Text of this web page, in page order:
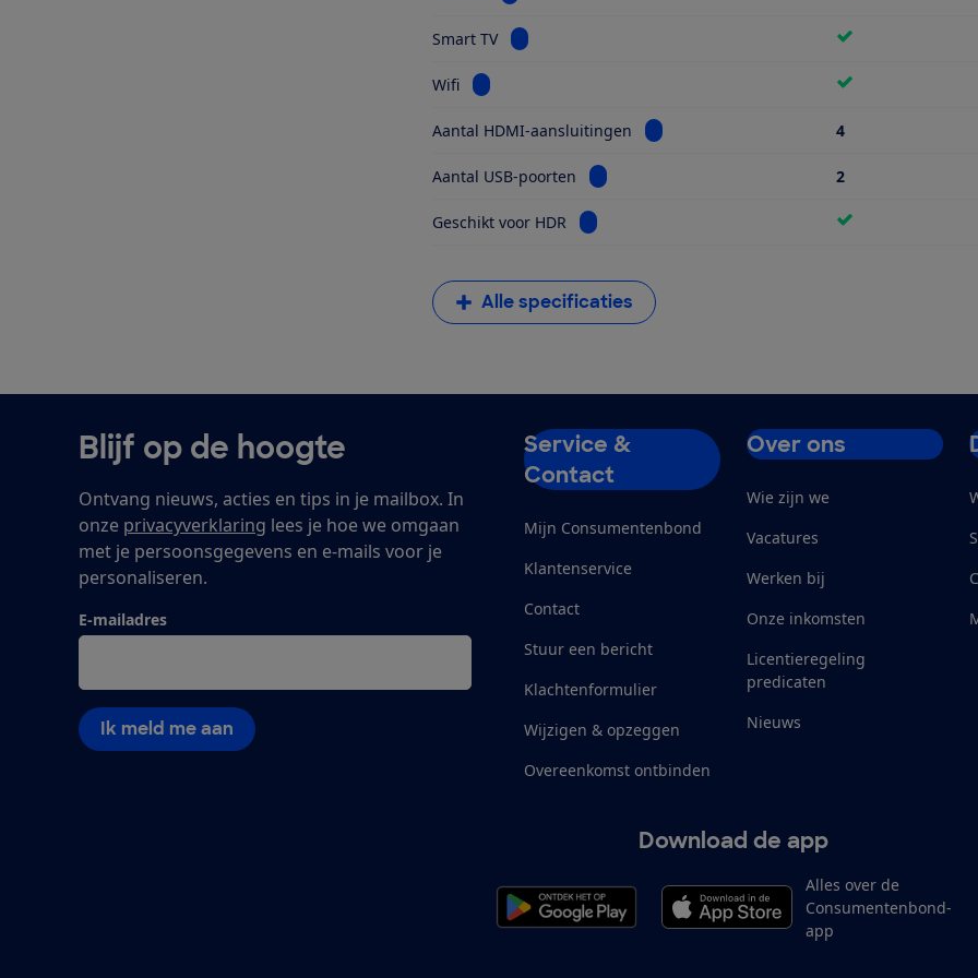
Smart TV Bekijk informatie voor Smart TV
Wifi Bekijk informatie voor Wifi
Aantal HDMI-aansluitingen Bekijk informatie voor Aantal HDMI-
4
Aantal USB-poorten Bekijk informatie voor Aantal USB-poorten
2
Geschikt voor HDR Bekijk informatie voor Geschikt voor HDR
Alle specificaties
Blijf op de hoogte
Ontvang nieuws, acties en tips in je mailbox. In
onze privacyverklaring lees je hoe we omgaan
met je persoonsgegevens en e-mails voor je
personaliseren.
E-mailadres
Ik meld me aan
Service &
Contact
Mijn Consumentenbond
Klantenservice
Contact
Stuur een bericht
Klachtenformulier
Wijzigen & opzeggen
Overeenkomst ontbinden
Over ons
Wie zijn we
Vacatures
Werken bij
Onze inkomsten
Licentieregeling
predicaten
Nieuws
Download de app
Alles over de
Consumentenbond-
app